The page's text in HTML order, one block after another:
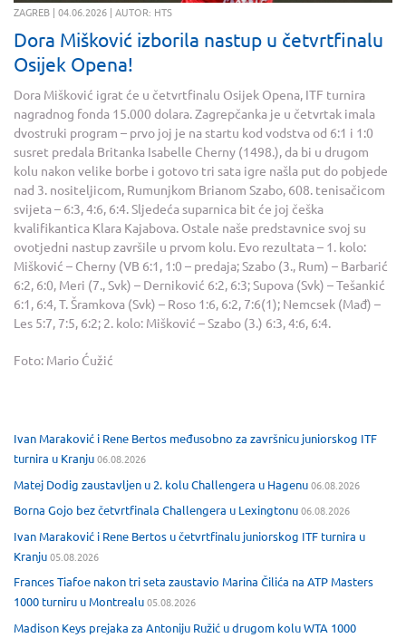
ZAGREB | 04.06.2026 | AUTOR: HTS
Dora Mišković izborila nastup u četvrtfinalu
Osijek Opena!
Dora Mišković igrat će u četvrtfinalu Osijek Opena, ITF turnira
nagradnog fonda 15.000 dolara. Zagrepčanka je u četvrtak imala
dvostruki program – prvo joj je na startu kod vodstva od 6:1 i 1:0
susret predala Britanka Isabelle Cherny (1498.), da bi u drugom
kolu nakon velike borbe i gotovo tri sata igre našla put do pobjede
nad 3. nositeljicom, Rumunjkom Brianom Szabo, 608. tenisačicom
svijeta – 6:3, 4:6, 6:4. Sljedeća suparnica bit će joj češka
kvalifikantica Klara Kajabova. Ostale naše predstavnice svoj su
ovotjedni nastup završile u prvom kolu. Evo rezultata – 1. kolo:
Mišković – Cherny (VB 6:1, 1:0 – predaja; Szabo (3., Rum) – Barbarić
6:2, 6:0, Meri (7., Svk) – Derniković 6:2, 6:3; Supova (Svk) – Tešankić
6:1, 6:4, T. Šramkova (Svk) – Roso 1:6, 6:2, 7:6(1); Nemcsek (Mađ) –
Les 5:7, 7:5, 6:2; 2. kolo: Mišković – Szabo (3.) 6:3, 4:6, 6:4.
Foto: Mario Ćužić
Ivan Maraković i Rene Bertos međusobno za završnicu juniorskog ITF
turnira u Kranju06.08.2026
Matej Dodig zaustavljen u 2. kolu Challengera u Hagenu06.08.2026
Borna Gojo bez četvrtfinala Challengera u Lexingtonu06.08.2026
Ivan Maraković i Rene Bertos u četvrtfinalu juniorskog ITF turnira u
Kranju05.08.2026
Frances Tiafoe nakon tri seta zaustavio Marina Čilića na ATP Masters
1000 turniru u Montrealu05.08.2026
Madison Keys prejaka za Antoniju Ružić u drugom kolu WTA 1000